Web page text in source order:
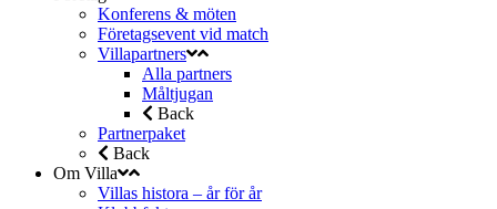
Konferens & möten
Företagsevent vid match
Villapartners
Alla partners
Måltjugan
Back
Partnerpaket
Back
Om Villa
Villas histora – år för år